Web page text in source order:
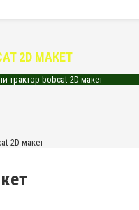
2D МАКЕТ
трактор bobcat 2D макет